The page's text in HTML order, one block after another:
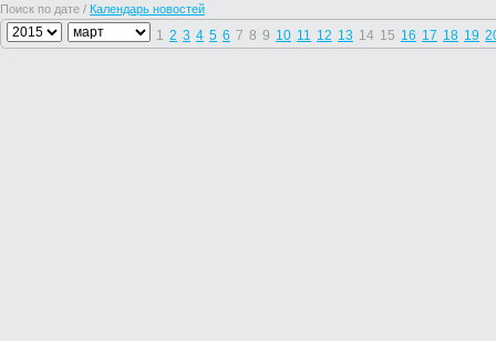
Поиск по дате / Календарь новостей
1 2 3 4 5 6 7 8 9 10 11 12 13 14 15 16 17 18 19